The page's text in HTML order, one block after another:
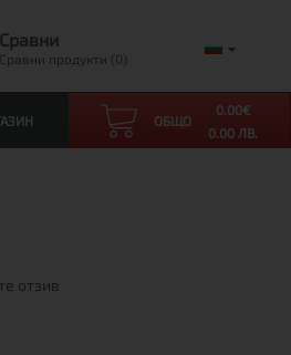
Сравни
Сравни продукти (0)
ОБЩО
0.00€
0.00 ЛВ.
отзив